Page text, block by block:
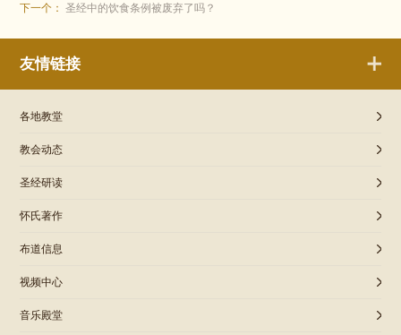
下一个：圣经中的饮食条例被废弃了吗？
友情链接
各地教堂
教会动态
圣经研读
怀氏著作
布道信息
视频中心
音乐殿堂